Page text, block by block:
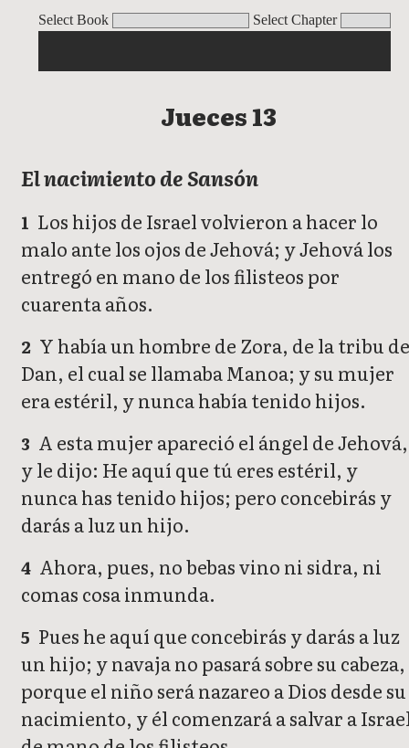
Select Book Select Chapter
Jueces
Jueces 13
El nacimiento de Sansón
1 Los hijos de Israel volvieron a hacer lo
malo ante los ojos de Jehová; y Jehová los
entregó en mano de los filisteos por
cuarenta años.
2 Y había un hombre de Zora, de la tribu
Dan, el cual se llamaba Manoa; y su mujer
era estéril, y nunca había tenido hijos.
3 A esta mujer apareció el ángel de Jehová,
y le dijo: He aquí que tú eres estéril, y
nunca has tenido hijos; pero concebirás y
darás a luz un hijo.
4 Ahora, pues, no bebas vino ni sidra, ni
comas cosa inmunda.
5 Pues he aquí que concebirás y darás a luz
un hijo; y navaja no pasará sobre su cabeza,
porque el niño será nazareo a Dios desde su
nacimiento, y él comenzará a salvar a